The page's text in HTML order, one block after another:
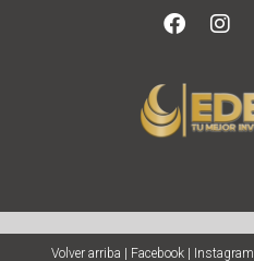
Volver arriba Facebook| Instagram